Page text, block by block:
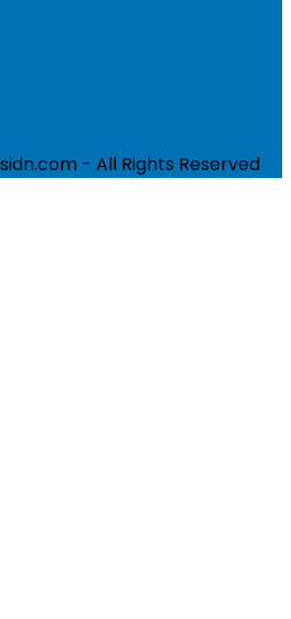
- All Rights Reserved